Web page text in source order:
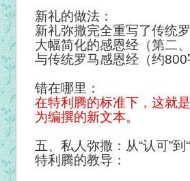
新礼的做法：
新礼弥撒完全重写了传统
大幅简化的感恩经（第二
与传统罗马感恩经（约
错在哪里：
在特利腾的标准下，这就
为编撰的新文本。
五、私人弥撒：从“认可”到
特利腾的教导：